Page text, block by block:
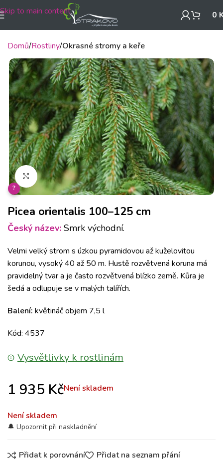
Skip to main content 0
Domů Rostliny Okrasné stromy a keře
Klikněte pro zvětšení
?
Picea orientalis 100–125 cm
Český název: Smrk východní.
Velmi velký strom s úzkou pyramidovou až kuželovitou
korunou, vysoký 40 až 50 m. Hustě rozvětvená koruna má
pravidelný tvar a je často rozvětvená blízko země. Kůra je
šedá a odlupuje se v malých talířích.
Balení: květináč objem 7,5 l
Kód: 4537
Vysvětlivky k rostlinám
1 935 KčNení skladem
Není skladem
Přidat k porovnání Přidat na seznam přání